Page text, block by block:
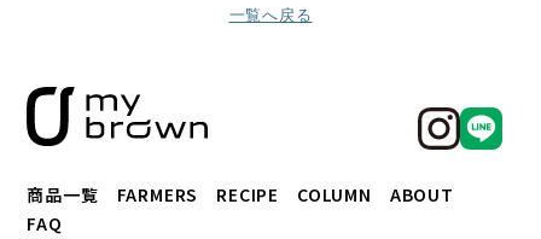
一覧へ戻る
商品一覧 FARMERS RECIPE COLUMN
ABOUT
FAQ